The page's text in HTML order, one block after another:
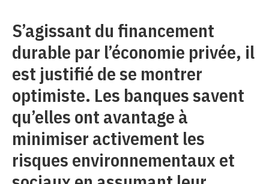
S’agissant du financement
durable par l’économie privée, il
est justifié de se montrer
optimiste. Les banques savent
qu’elles ont avantage à
minimiser activement les
risques environnementaux et